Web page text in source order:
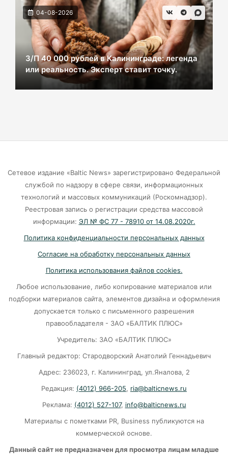
ВСУ хотели взорвать газовый терминал в
Калининграде
07-08-2026
В Калининграде из-за ямочного ремонта на К.
Маркса гибнут липы
подталкивает к депрессии
Калининград и Москва объединяются ради
07-08-2026
Убийцу участника СВО в Балтийске посадили
В Калининграде «КамАЗ» сбил скутериста
07-08-2026
Губернатор объяснил, откуда берутся пустые
колонки на заправках в Калининграде
06-08-2026
«Губернатор против ям»: Беспрозванных
требует перекроить график ремонта дорог
06-08-2026
04-08-2026
З/П 40 000 рублей в Калининграде: легенда
или реальность. Эксперт ставит точку.
Сетевое издание «Baltic News» зарегистрировано Федеральной
службой по надзору в сфере связи, информационных
технологий и массовых коммуникаций (Роскомнадзор).
Реестровая запись о регистрации средства массовой
информации: ЭЛ № ФС 77 - 78910 от 14.08.2020г.
Политика конфиденциальности персональных данных
Согласие на обработку персональных данных
Политика использования файлов cookies.
Любое использование, либо копирование материалов или
подборки материалов сайта, элементов дизайна и оформления
допускается только с письменного разрешения
правообладателя - ЗАО «БАЛТИК ПЛЮС»
Учредитель: ЗАО «БАЛТИК ПЛЮС»
Главный редактор: Стародворский Анатолий Геннадьевич
Адрес: 236023, г. Калининград, ул.Яналова, 2
Редакция: (4012) 966-205, ria@balticnews.ru
Реклама: (4012) 527-107, info@balticnews.ru
Материалы с пометками PR, Business публикуются на
коммерческой основе.
Данный сайт не предназначен для просмотра лицам младше